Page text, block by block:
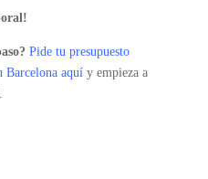
Pide tu presupuesto
Barcelona aquíy empieza a